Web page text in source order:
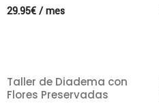
29.95€/ mes
Taller de Diadema con
Flores Preservadas